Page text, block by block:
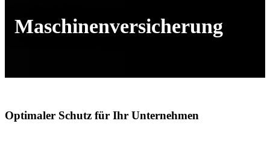
Maschinen­versicherung
Optimaler Schutz für Ihr Unternehmen